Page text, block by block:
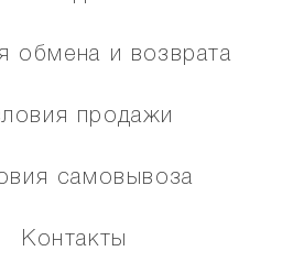
обмена и возврата
продажи
самовывоза
Контакты